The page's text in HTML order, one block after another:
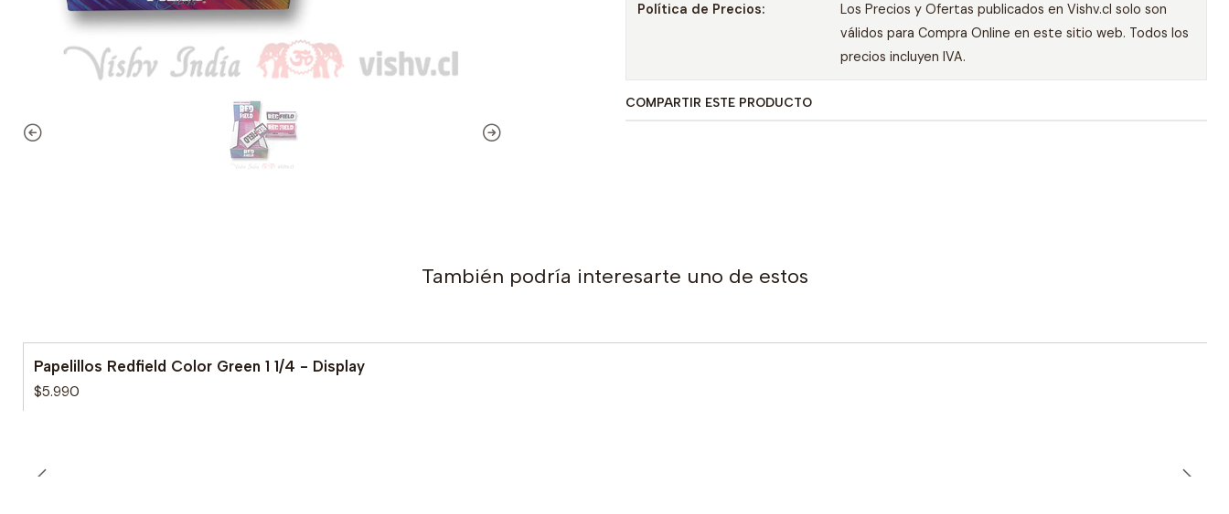
Política de Precios:
Los Precios y Ofertas publicados en Vishv.cl solo son
válidos para Compra Online en este sitio web. Todos los
precios incluyen IVA.
COMPARTIR ESTE PRODUCTO
También podría interesarte uno de estos
Papelillos Redfield Color Green 1 1/4 - Display
$5.990